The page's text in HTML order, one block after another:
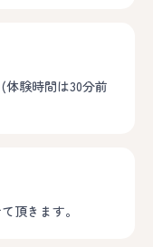
体験時間は30分前
頂きます。